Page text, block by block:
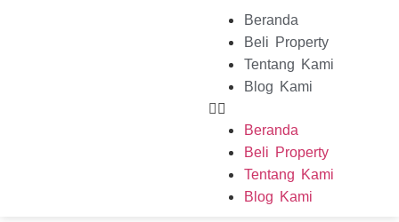
Beranda
Beli Property
Tentang Kami
Blog Kami
Beranda
Beli Property
Tentang Kami
Blog Kami